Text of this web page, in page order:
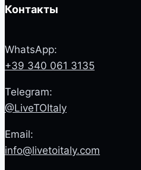
Контакты
WhatsApp:
+39 340 061 3135
Telegram:
@LiveTOItaly
Email:
info@livetoitaly.com